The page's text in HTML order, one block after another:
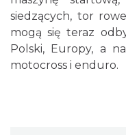
siedzących, tor
mogą się teraz
Polski, Europy, a
motocross i enduro.